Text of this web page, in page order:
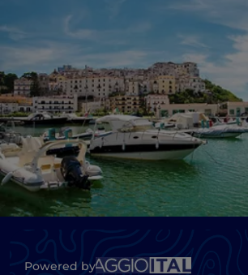
Powered by